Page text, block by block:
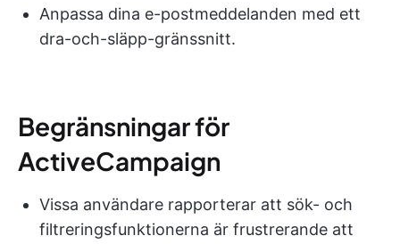
Anpassa dina e-postmeddelanden med ett
dra-och-släpp-gränssnitt.
Begränsningar för
ActiveCampaign
Vissa användare rapporterar att sök- och
filtreringsfunktionerna är frustrerande att